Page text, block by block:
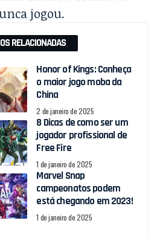
jogou.
RELACIONADAS
Honor of Kings: Conheça
o maior jogo moba da
China
2 de janeiro de 2025
8 Dicas de como ser um
jogador profissional de
Free Fire
1 de janeiro de 2025
Marvel Snap
campeonatos podem
está chegando em 2023!
1 de janeiro de 2025